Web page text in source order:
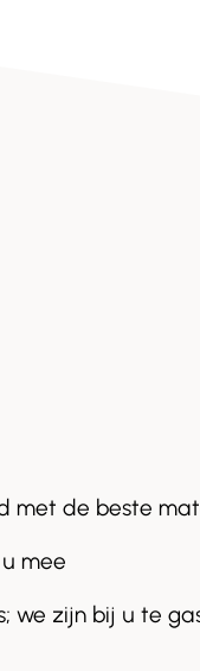
met de beste
mee
we zijn bij u te